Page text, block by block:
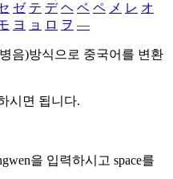
ゼ テ デ ヘ ベ ペ メ レ オ
ヨ ョ ロ ヲ ―
음)방식으로 중국어를 변환
시면 됩니다.
을 입력하시고 space를